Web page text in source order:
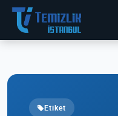
Etiket